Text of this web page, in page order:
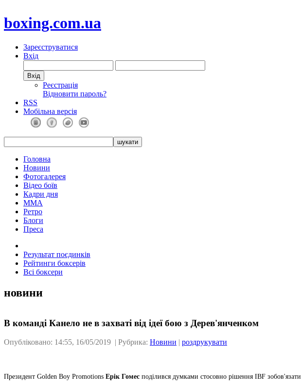
boxing.com.ua
Зареєструватися
Вхід
Реєстрація
Відновити пароль?
RSS
Мобільна версія
Головна
Новини
Фотогалерея
Відео боїв
Кадри дня
ММА
Ретро
Блоги
Преса
Результат поєдинків
Рейтинги боксерів
Всі боксери
новини
В команді Канело не в захваті від ідеї бою з Дерев'янченком
Опубліковано: 14:55, 16/05/2019 | Рубрика: Новини | роздрукувати
Президент Golden Boy Promotions Ерік Гомес поділився думками стосовно рішення IBF зобов'язати